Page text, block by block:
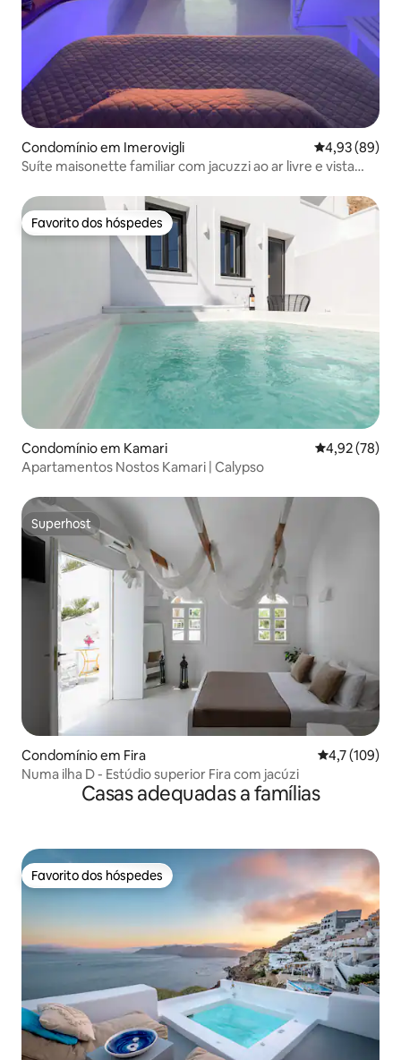
Condomínio em Imerovigli Classificação
4,93 (89)
Suíte maisonette familiar com jacuzzi ao ar livre e vista
Favorito dos hóspedes
Favorito dos hóspedes
Condomínio em Kamari Classificação
4,92 (78)
Apartamentos Nostos Kamari | Calypso
Superhost
Superhost
Condomínio em Fira Classificação
4,7 (109)
Numa ilha D - Estúdio superior Fira com jacúzi
Casas adequadas a famílias
Favorito dos hóspedes
Favorito dos hóspedes